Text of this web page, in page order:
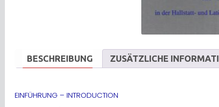
BESCHREIBUNG ZUSÄTZLICHE
EINFÜHRUNG – INTRODUCTION